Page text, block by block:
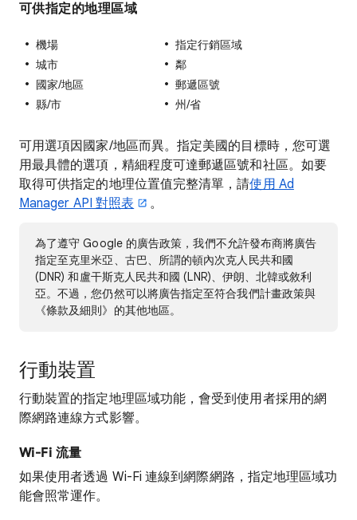
可供指定的地理區域
機場
城市
國家/地區
縣/市
指定行銷區域
鄰
郵遞區號
州/省
可用選項因國家/地區而異。指定美國的目標時，您可選
用最具體的選項，精細程度可達郵遞區號和社區。如要
取得可供指定的地理位置值完整清單，請使用 Ad
Manager API 對照表
。
為了遵守 Google 的廣告政策，我們不允許發布商將廣告
指定至克里米亞、古巴、所謂的頓內次克人民共和國
(DNR) 和盧干斯克人民共和國 (LNR)、伊朗、北韓或敘利
亞。不過，您仍然可以將廣告指定至符合我們計畫政策與
《條款及細則》的其他地區。
行動裝置
行動裝置的指定地理區域功能，會受到使用者採用的網
際網路連線方式影響。
Wi-Fi 流量
如果使用者透過 Wi-Fi 連線到網際網路，指定地理區域功
能會照常運作。